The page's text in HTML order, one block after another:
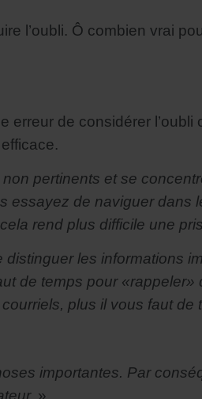
l’oubli. Ô combien vrai
erreur de considérer
pertinents et se
essayez de naviguer dans
rend plus difficile une
les informations
de temps pour
plus il vous faut de
importantes. Par
»